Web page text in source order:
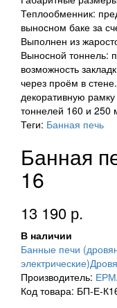
Теплообменник:
выносном баке за
Выполнен из
Выносной тоннель:
возможность
через проём в
декоративную
тоннелей 160 и 250
Теги: Банная печь
Банная
16
13 190 р.
В наличии
Банные печи
электрические)
Производитель:
Код товара: БП-Е-